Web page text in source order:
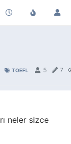
TOEFL 5 7
neler sizce